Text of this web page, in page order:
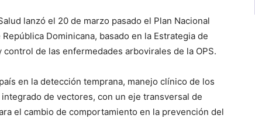
lanzó el 20 de marzo pasado el Plan Nacional
Dominicana, basado en la Estrategia de
de las enfermedades arbovirales de la OPS.
en la detección temprana, manejo clínico de los
de vectores, con un eje transversal de
el cambio de comportamiento en la prevención del